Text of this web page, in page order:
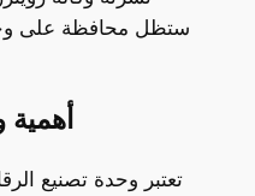
ستظل محافظة على
أهمية
تعتبر وحدة تصنيع